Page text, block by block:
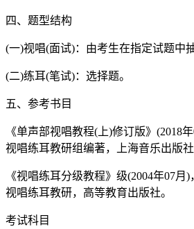
四、题型结构
(一)视唱(面试)：由考生在指定试题中
(二)练耳(笔试)：选择题。
五、参考书目
《单声部视唱教程(上)修订版》(2018
视唱练耳教研组编著，上海音乐出版
《视唱练耳分级教程》级(2004年07月
视唱练耳教研，高等教育出版社。
考试科目